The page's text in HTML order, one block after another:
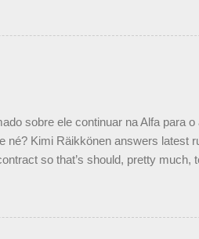
ao declarar que o brasileiro não
uma oferta de Piquet",
ter dois brasileiros”, explicou,
sobre ele continuar na Alfa para
né? Kimi Räikkönen answers latest
so that’s should, pretty much,
há tantos anos na F1. What is it
GSAu1LWnwW —